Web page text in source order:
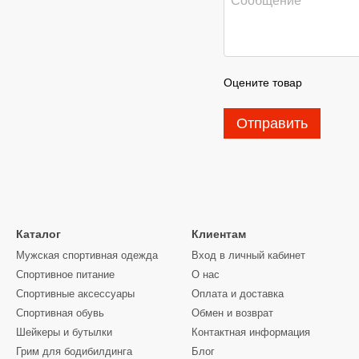
Оцените товар
Отправить
Каталог
Мужская спортивная одежда
Спортивное питание
Спортивные аксессуары
Спортивная обувь
Шейкеры и бутылки
Грим для бодибилдинга
Клиентам
Вход в личный кабинет
О нас
Оплата и доставка
Обмен и возврат
Контактная информация
Блог